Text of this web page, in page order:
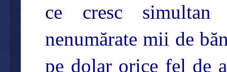
ce cresc simultan
nenumărate mii de
pe dolar orice fel de